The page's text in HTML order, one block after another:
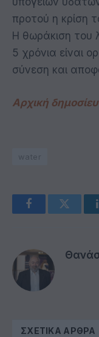
προτού η κρίση
Η θωράκιση του
5 χρόνια είναι
σύνεση και
Αρχική
water
FacebookTwitter
ΣΧΕΤΙΚΆ ΆΡΘΡΑ